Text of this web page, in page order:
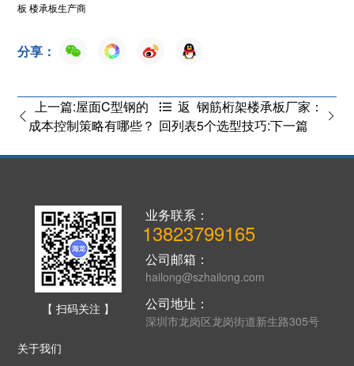
板 楼承板生产商
分享：
上一篇:屋面C型钢的
成本控制策略有哪些？
返
回列表
钢筋桁架楼承板厂家：
5个选型技巧:下一篇
【 扫码关注 】
业务联系：
13823799165
公司邮箱：
hailong@szhailong.com
公司地址：
深圳市龙岗区龙岗街道新生路305号
关于我们